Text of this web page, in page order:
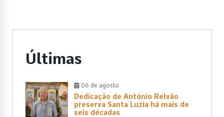
Últimas
06 de agosto
Dedicação de António Relvão
preserva Santa Luzia há mais de
seis décadas